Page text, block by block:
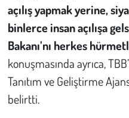
açılış yapmak yerine,
binlerce insan açılışa
Bakanı’nı herkes
konuşmasında ayrıca,
Tanıtım ve Geliştirme
belirtti.